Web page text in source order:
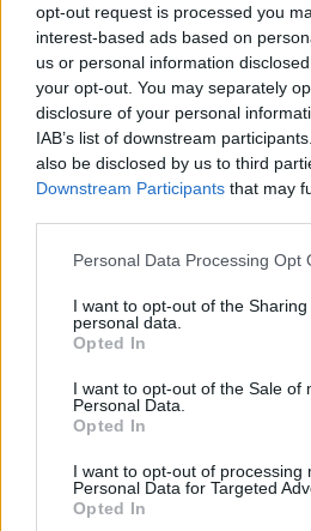
opt-out request is processed you
interest-based ads based on
us or personal information
your opt-out. You may separately
disclosure of your personal
IAB’s list of downstream
also be disclosed by us to third
Downstream Participants that may
Personal Data Processing Opt
I want to opt-out of the
personal data.
Opted In
I want to opt-out of the Sale of
Personal Data.
Opted In
I want to opt-out of processing
Personal Data for Targeted
Opted In
Unión kívüli partnereket is
fellépés szükségességét
tagországok
tegnapi luxembourgi
az MTI.
A Nemzeti Fejlesztési
magyar delegáció nevében
energiaügyért felelős államtitkár is
többi fejlett országgal együtt ki
a 2020. évi vállalások elérésére,
A keresett cikk a portfolio.hu
tartozik, melynek olvasása